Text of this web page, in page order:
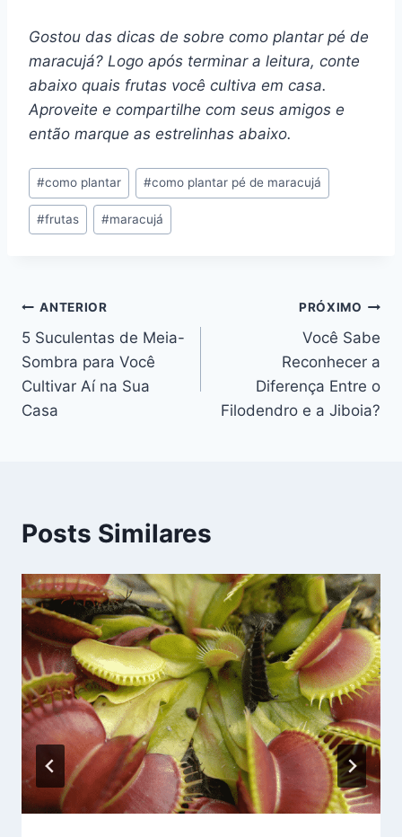
Gostou das dicas de sobre como plantar pé de
maracujá? Logo após terminar a leitura, conte
abaixo quais frutas você cultiva em casa.
Aproveite e compartilhe com seus amigos e
então marque as estrelinhas abaixo.
Tags
do
Post:
#como plantar #como plantar pé de maracujá
#frutas #maracujá
Navegação
de
Post
ANTERIOR
5 Suculentas de Meia-
Sombra para Você
Cultivar Aí na Sua
Casa
PRÓXIMO
Você Sabe
Reconhecer a
Diferença Entre o
Filodendro e a Jiboia?
Posts Similares